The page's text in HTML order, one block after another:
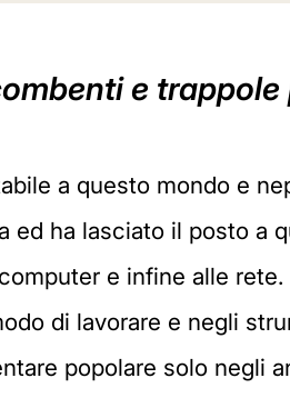
e
a questo mondo e
ed ha lasciato il posto a
e infine alle
di lavorare e negli
popolare solo negli